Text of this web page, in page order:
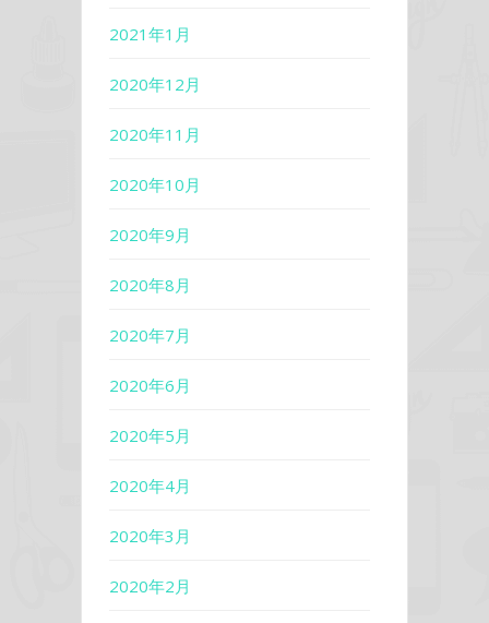
2021年1月
2020年12月
2020年11月
2020年10月
2020年9月
2020年8月
2020年7月
2020年6月
2020年5月
2020年4月
2020年3月
2020年2月